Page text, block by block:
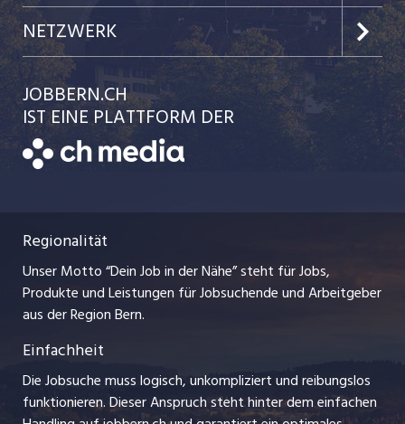
Jobs in der Stadt Biel
Festanstellungen
Temporäre Jobs
Freelance Jobs
Ferienjobs
Management / Kader-Jobs
Arbeitgeber
Jobline
Kundenlogin
Einzelinserat disponieren
Schnittstelle
Bewerber-Cockpit
Team
Ratgeber
AGB
Datenschutzerklärung
Impressum
Stellenmeldepflicht
NETZWERK
jobbasel.ch
jobmittelland.ch
zentraljob.ch
myjob.ch
jobzüri.ch
ajourjob.ch
baernerbaer.ch
JOBBERN.CH
IST EINE PLATTFORM DER
Regionalität
Unser Motto “Dein Job in der Nähe” steht für Jobs,
Produkte und Leistungen für Jobsuchende und Arbeitgeber
aus der Region Bern.
Einfachheit
Die Jobsuche muss logisch, unkompliziert und reibungslos
funktionieren. Dieser Anspruch steht hinter dem einfachen